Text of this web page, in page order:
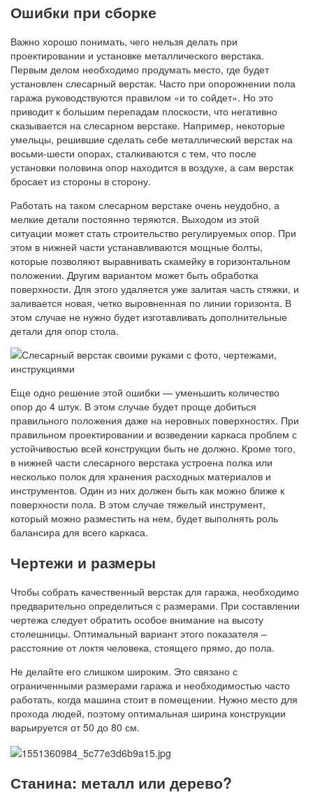
Ошибки при сборке
Важно хорошо понимать, чего нельзя делать при
проектировании и установке металлического верстака.
Первым делом необходимо продумать место, где будет
установлен слесарный верстак. Часто при опорожнении пола
гаража руководствуются правилом «и то сойдет». Но это
приводит к большим перепадам плоскости, что негативно
сказывается на слесарном верстаке. Например, некоторые
умельцы, решившие сделать себе металлический верстак на
восьми-шести опорах, сталкиваются с тем, что после
установки половина опор находится в воздухе, а сам верстак
бросает из стороны в сторону.
Работать на таком слесарном верстаке очень неудобно, а
мелкие детали постоянно теряются. Выходом из этой
ситуации может стать строительство регулируемых опор. При
этом в нижней части устанавливаются мощные болты,
которые позволяют выравнивать скамейку в горизонтальном
положении. Другим вариантом может быть обработка
поверхности. Для этого удаляется уже залитая часть стяжки, и
заливается новая, четко выровненная по линии горизонта. В
этом случае не нужно будет изготавливать дополнительные
детали для опор стола.
Еще одно решение этой ошибки — уменьшить количество
опор до 4 штук. В этом случае будет проще добиться
правильного положения даже на неровных поверхностях. При
правильном проектировании и возведении каркаса проблем с
устойчивостью всей конструкции быть не должно. Кроме того,
в нижней части слесарного верстака устроена полка или
несколько полок для хранения расходных материалов и
инструментов. Один из них должен быть как можно ближе к
поверхности пола. В этом случае тяжелый инструмент,
который можно разместить на нем, будет выполнять роль
балансира для всего каркаса.
Чертежи и размеры
Чтобы собрать качественный верстак для гаража, необходимо
предварительно определиться с размерами. При составлении
чертежа следует обратить особое внимание на высоту
столешницы. Оптимальный вариант этого показателя –
расстояние от локтя человека, стоящего прямо, до пола.
Не делайте его слишком широким. Это связано с
ограниченными размерами гаража и необходимостью часто
работать, когда машина стоит в помещении. Нужно место для
прохода людей, поэтому оптимальная ширина конструкции
варьируется от 50 до 80 см.
Станина: металл или дерево?